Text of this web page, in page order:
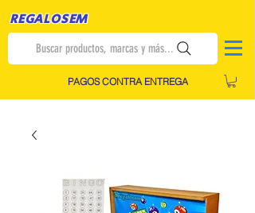
REGALOSEM
Buscar productos, marcas y más...
PAGOS CONTRA ENTREGA